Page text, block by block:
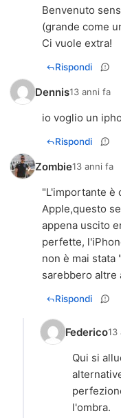
Benvenuto
(grande come
Ci vuole extra!
Rispondi
Dennis13 anni fa
io voglio un
Rispondi
Zombie13 anni fa
"L'importante è
Apple,questo
appena uscito
perfette,
non è mai
sarebbero altre
Rispondi
Federico13
Qui si
l'ombra.